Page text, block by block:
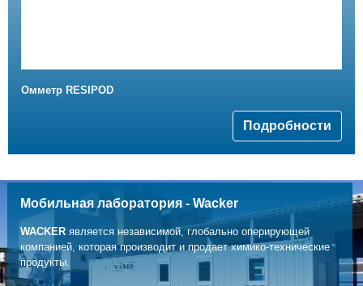
Омметр RESIPOD
Подробности
Мобильная лаборатория - Wacker
WACKERявляется независимой, глобально оперирующей
компанией, которая производит и продает химико-технические
продукты.